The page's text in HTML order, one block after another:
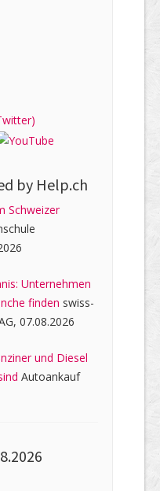
by Help.ch
Schweizer
Unternehmen
finden swiss-
07.08.2026
und Diesel
Autoankauf